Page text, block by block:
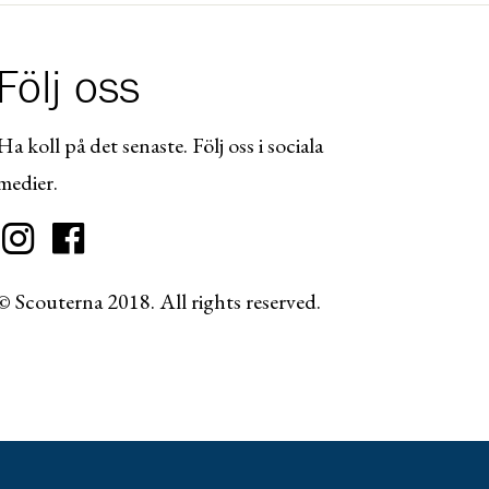
Följ oss
koll på det senaste. Följ oss i sociala
Scouterna 2018. All rights reserved.